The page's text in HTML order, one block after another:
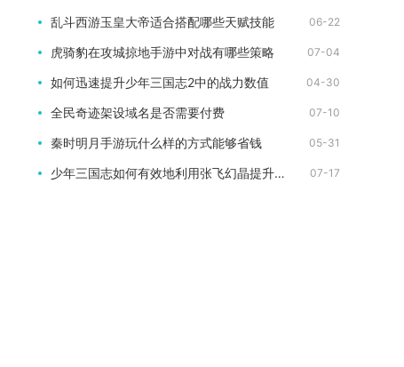
乱斗西游玉皇大帝适合搭配哪些天赋技能 06-22
虎骑豹在攻城掠地手游中对战有哪些策略 07-04
如何迅速提升少年三国志2中的战力数值 04-30
全民奇迹架设域名是否需要付费 07-10
秦时明月手游玩什么样的方式能够省钱 05-31
少年三国志如何有效地利用张飞幻晶提升实力 07-17